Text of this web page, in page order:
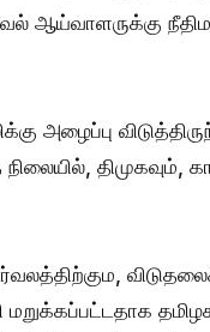
ஆய்வாளருக்கு
அழைப்பு
திமுகவும்,